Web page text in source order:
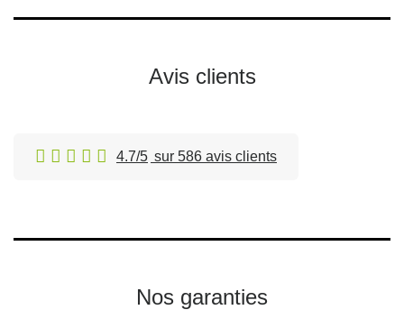
Avis clients
4.7/5 sur 586 avis clients
Nos garanties